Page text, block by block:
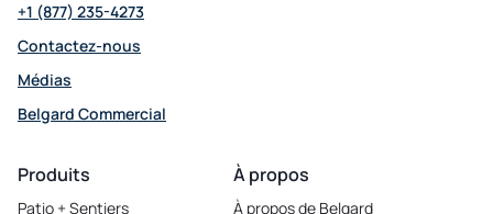
+1 (877) 235-4273
Contactez-nous
Médias
Belgard Commercial
in
Produits
Patio + Sentiers
À propos
À propos de Belgard